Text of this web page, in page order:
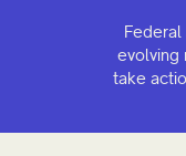
evolving
take
BUSCAR POR NOMBRE